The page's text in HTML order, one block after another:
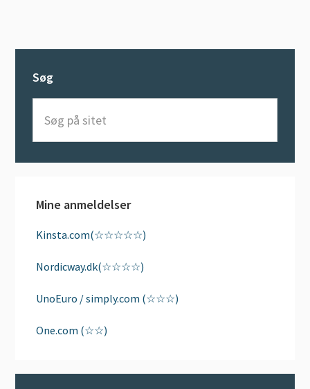
Søg
sitet
Mine anmeldelser
Kinsta.com(☆☆☆☆☆)
Nordicway.dk(☆☆☆☆)
UnoEuro / simply.com (☆☆☆)
One.com (☆☆)